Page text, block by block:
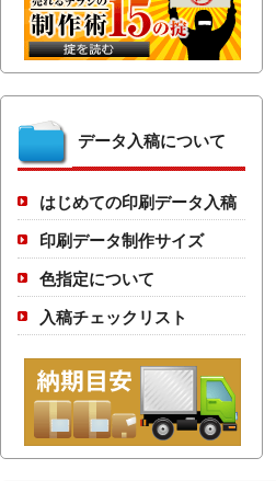
データ入稿について
はじめての印刷データ入稿
印刷データ制作サイズ
色指定について
入稿チェックリスト